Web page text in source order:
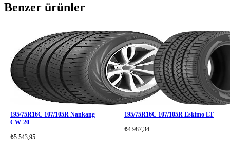
Benzer ürünler
195/75R16C 107/105R Nankang
CW-20
₺5.543,95
195/75R16C 107/105R Eskimo LT
₺4.987,34